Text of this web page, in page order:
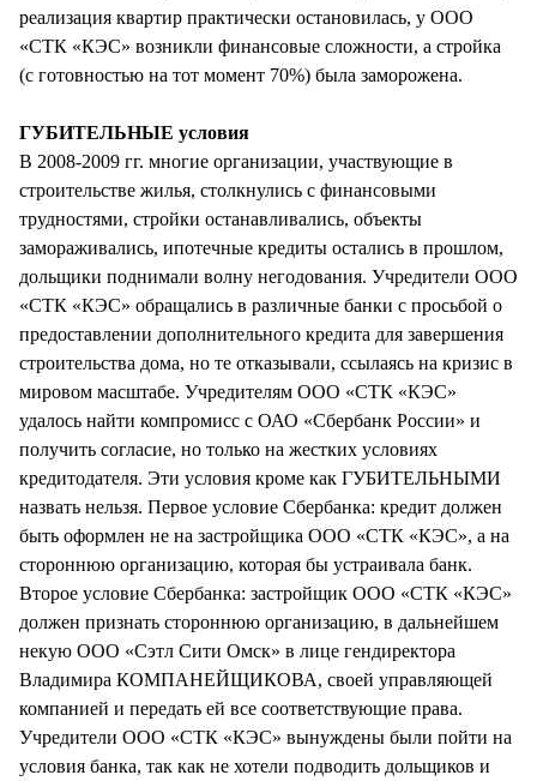
реализация квартир практически остановилась, у ООО
«СТК «КЭС» возникли финансовые сложности, а стройка
(с готовностью на тот момент 70%) была заморожена.
ГУБИТЕЛЬНЫЕ условия
В 2008-2009 гг. многие организации, участвующие в
строительстве жилья, столкнулись с финансовыми
трудностями, стройки останавливались, объекты
замораживались, ипотечные кредиты остались в прошлом,
дольщики поднимали волну негодования. Учредители ООО
«СТК «КЭС» обращались в различные банки с просьбой о
предоставлении дополнительного кредита для завершения
строительства дома, но те отказывали, ссылаясь на кризис в
мировом масштабе. Учредителям ООО «СТК «КЭС»
удалось найти компромисс с ОАО «Сбербанк России» и
получить согласие, но только на жестких условиях
кредитодателя. Эти условия кроме как ГУБИТЕЛЬНЫМИ
назвать нельзя. Первое условие Сбербанка: кредит должен
быть оформлен не на застройщика ООО «СТК «КЭС», а на
стороннюю организацию, которая бы устраивала банк.
Второе условие Сбербанка: застройщик ООО «СТК «КЭС»
должен признать стороннюю организацию, в дальнейшем
некую ООО «Сэтл Сити Омск» в лице гендиректора
Владимира КОМПАНЕЙЩИКОВА, своей управляющей
компанией и передать ей все соответствующие права.
Учредители ООО «СТК «КЭС» вынуждены были пойти на
условия банка, так как не хотели подводить дольщиков и